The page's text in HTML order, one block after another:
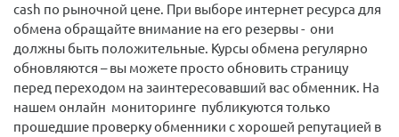
cash по рыночной цене. При выборе интернет ресурса для
обмена обращайте внимание на его резервы - они
должны быть положительные. Курсы обмена регулярно
обновляются – вы можете просто обновить страницу
перед переходом на заинтересовавший вас обменник. На
нашем онлайн мониторинге публикуются только
прошедшие проверку обменники с хорошей репутацией в